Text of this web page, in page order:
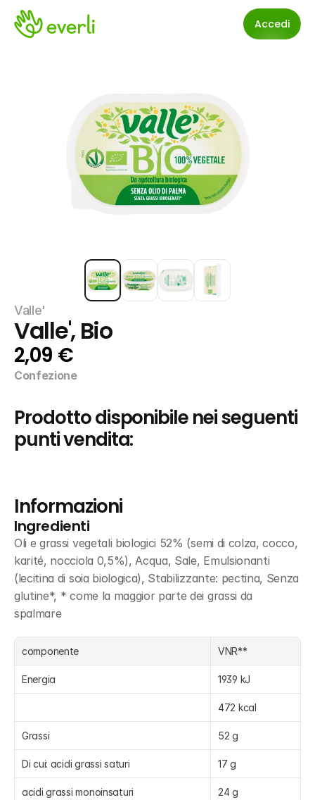
Accedi
Valle'
Valle', Bio
2,09 €
Confezione
Prodotto disponibile nei seguenti
punti vendita:
Informazioni
Ingredienti
Oli e grassi vegetali biologici 52% (semi di colza, cocco,
karité, nocciola 0,5%), Acqua, Sale, Emulsionanti
(lecitina di soia biologica), Stabilizzante: pectina, Senza
glutine*, * come la maggior parte dei grassi da
spalmare
componente VNR**
Energia 1939 kJ
472 kcal
Grassi 52 g
Di cui: acidi grassi saturi 17 g
acidi grassi monoinsaturi 24 g